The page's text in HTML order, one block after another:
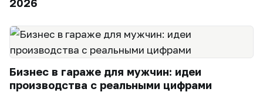
2026
Бизнес в гараже для мужчин: идеи
производства с реальными цифрами